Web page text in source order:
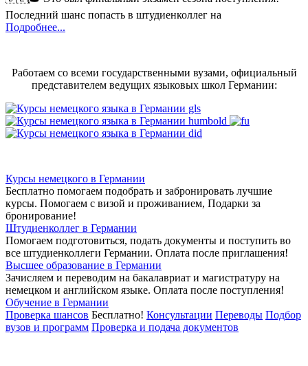
Последний шанс попасть в штудиенколлег на
Подробнее...
Работаем со всеми государственными вузами, официальный
представителем ведущих языковых школ Германии:
Курсы немецкого в Германии
Бесплатно помогаем подобрать и забронировать лучшие
курсы. Помогаем с визой и проживанием, Подарки за
бронирование!
Штудиенколлег в Германии
Помогаем подготовиться, подать документы и поступить во
все штудиенколлеги Германии. Оплата после приглашения!
Высшее образование в Германии
Зачисляем и переводим на бакалавриат и магистратуру на
немецком и английском языке. Оплата после поступления!
Обучение в Германии
Проверка шансов Бесплатно! Консультации Переводы Подбор
вузов и программ Проверка и подача документов